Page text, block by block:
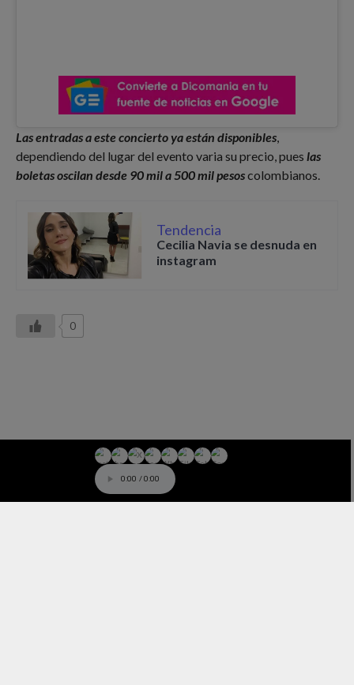
Las entradas a este concierto ya están disponibles,
dependiendo del lugar del evento varia su precio, pues las
boletas oscilan desde 90 mil a 500 mil pesoscolombianos.
Tendencia
Cecilia Navia se desnuda en
instagram
0